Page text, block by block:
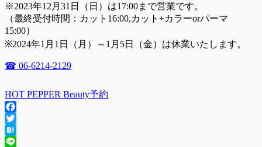
※2023年12月31日（日）は17:00まで営業です。
（最終受付時間：カット16:00,カット+カラーorパーマ
15:00）
※2024年1月1日（月）～1月5日（金）は休業いたします。
☎ 06-6214-2129
HOT PEPPER Beauty予約
Facebook
Twitter
Hatena